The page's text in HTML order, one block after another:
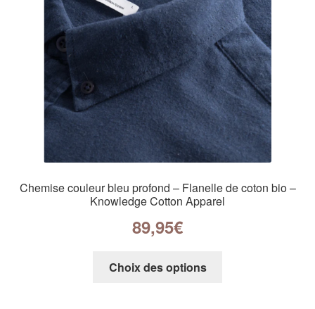
Chemise couleur bleu profond – Flanelle de coton bio –
Knowledge Cotton Apparel
89,95€
Choix des options